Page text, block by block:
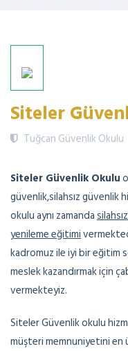
Siteler
Tuğcan Güvenlik Okulu
Siteler Güvenlik Okulu
güvenlik,silahsız güvenlik
okulu aynı zamanda
yenileme eğitimi
kadromuz ile iyi bir eğitim
meslek kazandırmak için
vermekteyiz.
Siteler Güvenlik okulu
müşteri memnuniyetini